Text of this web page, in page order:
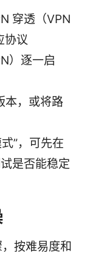
穿透（VPN
协议
）逐一启
本，或将路
”，可先在
是否能稳定
按难易度和